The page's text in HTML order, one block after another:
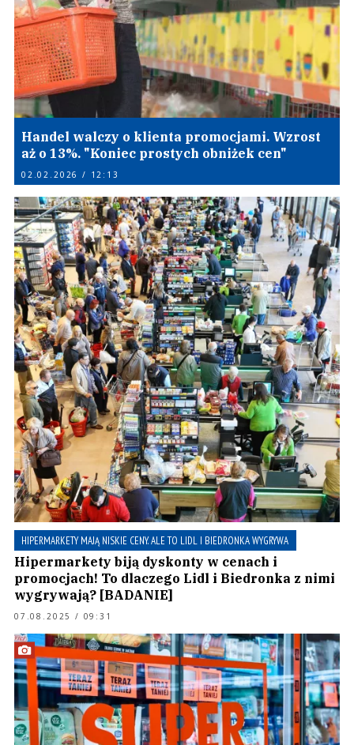
Handel walczy o klienta promocjami. Wzrost
aż o 13%. "Koniec prostych obniżek cen"
02.02.2026 / 12:13
HIPERMARKETY MAJĄ NISKIE CENY. ALE TO LIDL I BIEDRONKA WYGRYWA
Hipermarkety biją dyskonty w cenach i
promocjach! To dlaczego Lidl i Biedronka z nimi
wygrywają? [BADANIE]
07.08.2025 / 09:31